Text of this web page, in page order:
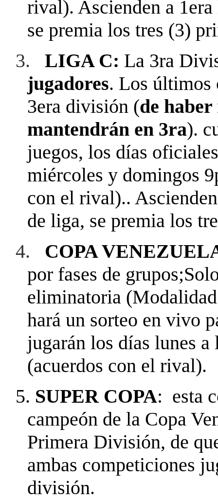
rival). Ascienden a
se premia los tres (3)
3.
LIGA C: La 3ra
jugadores. Los últimos
3era división (de haber
mantendrán en 3ra).
juegos, los días
miércoles y domingos
con el rival)..
de liga, se premia los
4.
COPA
por fases de
eliminatoria
hará un sorteo en vivo
jugarán los días lunes a
(acuerdos con el rival).
5. SUPER COPA: esta
campeón de la Copa
Primera División, de
ambas competiciones
división.